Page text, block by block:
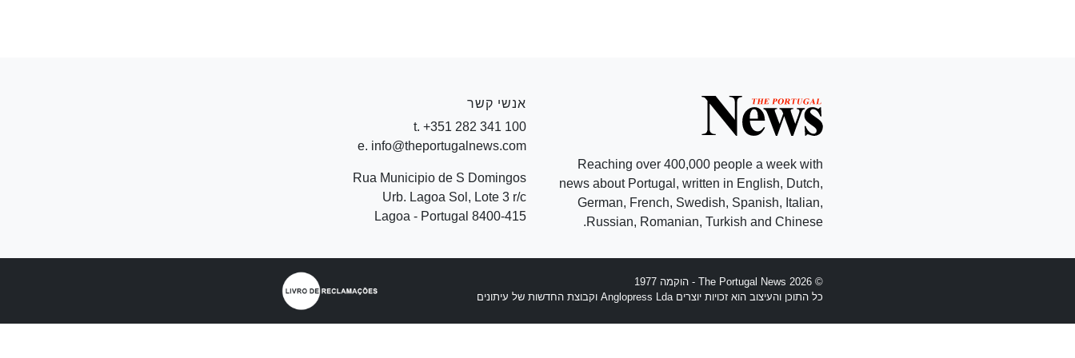
Reaching over 400,000 people a week with
news about Portugal, written in English, Dutch,
German, French, Swedish, Spanish, Italian,
Russian, Romanian, Turkish and Chinese.
אנשי קשר
t. +351 282 341 100
e. info@theportugalnews.com
Rua Municipio de S Domingos
Urb. Lagoa Sol, Lote 3 r/c
8400-415 Lagoa - Portugal
© 2026 The Portugal News - הוקמה 1977
כל התוכן והעיצוב הוא זכויות יוצרים Anglopress Lda וקבוצת החדשות של עיתונים